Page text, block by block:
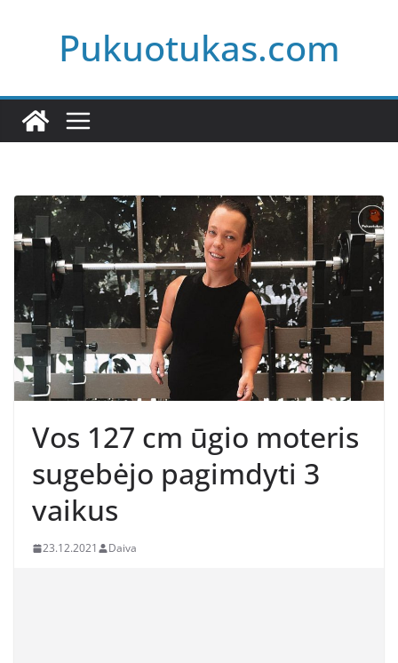
Pukuotukas.com
Vos 127 cm ūgio moteris
sugebėjo pagimdyti 3
vaikus
23.12.2021 Daiva